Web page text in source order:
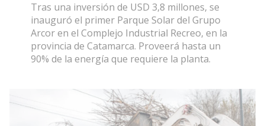
Tras una inversión de USD 3,8 millones, se
inauguró el primer Parque Solar del Grupo
Arcor en el Complejo Industrial Recreo, en la
provincia de Catamarca. Proveerá hasta un
90% de la energía que requiere la planta.